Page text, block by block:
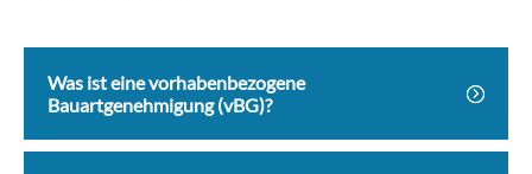
Was ist eine vorhabenbezogene
Bauartgenehmigung (vBG)?